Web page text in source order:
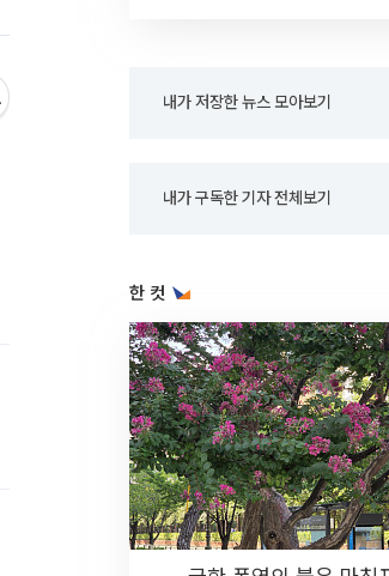
내가 저장한 뉴스 모아보기
내가 구독한 기자 전체보기
한 컷